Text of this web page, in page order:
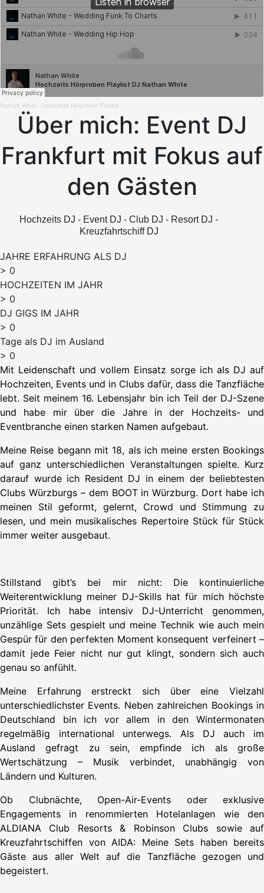
Nathan White · Hochzeits Hörpoben Playlist
Über mich: Event DJ
Frankfurt mit Fokus auf
den Gästen
Hochzeits DJ - Event DJ - Club DJ - Resort DJ -
Kreuzfahrtschiff DJ
JAHRE ERFAHRUNG ALS DJ
> 0
HOCHZEITEN IM JAHR
> 0
DJ GIGS IM JAHR
> 0
Tage als DJ im Ausland
> 0
Mit Leidenschaft und vollem Einsatz sorge ich als DJ auf
Hochzeiten, Events und in Clubs dafür, dass die Tanzfläche
lebt. Seit meinem 16. Lebensjahr bin ich Teil der DJ-Szene
und habe mir über die Jahre in der Hochzeits- und
Eventbranche einen starken Namen aufgebaut.
Meine Reise begann mit 18, als ich meine ersten Bookings
auf ganz unterschiedlichen Veranstaltungen spielte. Kurz
darauf wurde ich Resident DJ in einem der beliebtesten
Clubs Würzburgs – dem BOOT in Würzburg. Dort habe ich
meinen Stil geformt, gelernt, Crowd und Stimmung zu
lesen, und mein musikalisches Repertoire Stück für Stück
immer weiter ausgebaut.
Stillstand gibt’s bei mir nicht: Die kontinuierliche
Weiterentwicklung meiner DJ-Skills hat für mich höchste
Priorität. Ich habe intensiv DJ-Unterricht genommen,
unzählige Sets gespielt und meine Technik wie auch mein
Gespür für den perfekten Moment konsequent verfeinert –
damit jede Feier nicht nur gut klingt, sondern sich auch
genau so anfühlt.
Meine Erfahrung erstreckt sich über eine Vielzahl
unterschiedlichster Events. Neben zahlreichen Bookings in
Deutschland bin ich vor allem in den Wintermonaten
regelmäßig international unterwegs. Als DJ auch im
Ausland gefragt zu sein, empfinde ich als große
Wertschätzung – Musik verbindet, unabhängig von
Ländern und Kulturen.
Ob Clubnächte, Open-Air-Events oder exklusive
Engagements in renommierten Hotelanlagen wie den
ALDIANA Club Resorts & Robinson Clubs sowie auf
Kreuzfahrtschiffen von AIDA: Meine Sets haben bereits
Gäste aus aller Welt auf die Tanzfläche gezogen und
begeistert.